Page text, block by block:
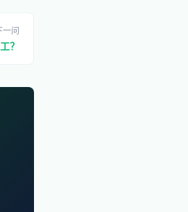
一问
？